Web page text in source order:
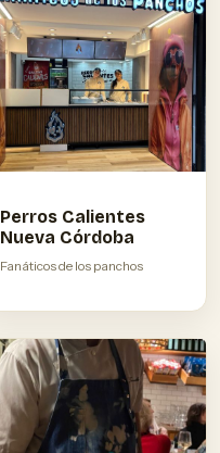
Perros Calientes
Nueva Córdoba
Fanáticos de los panchos